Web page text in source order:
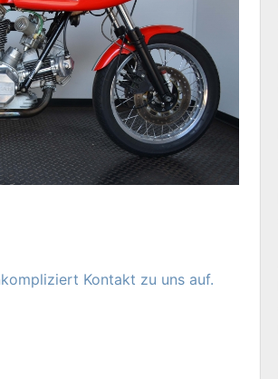
Kontakt zu uns auf.